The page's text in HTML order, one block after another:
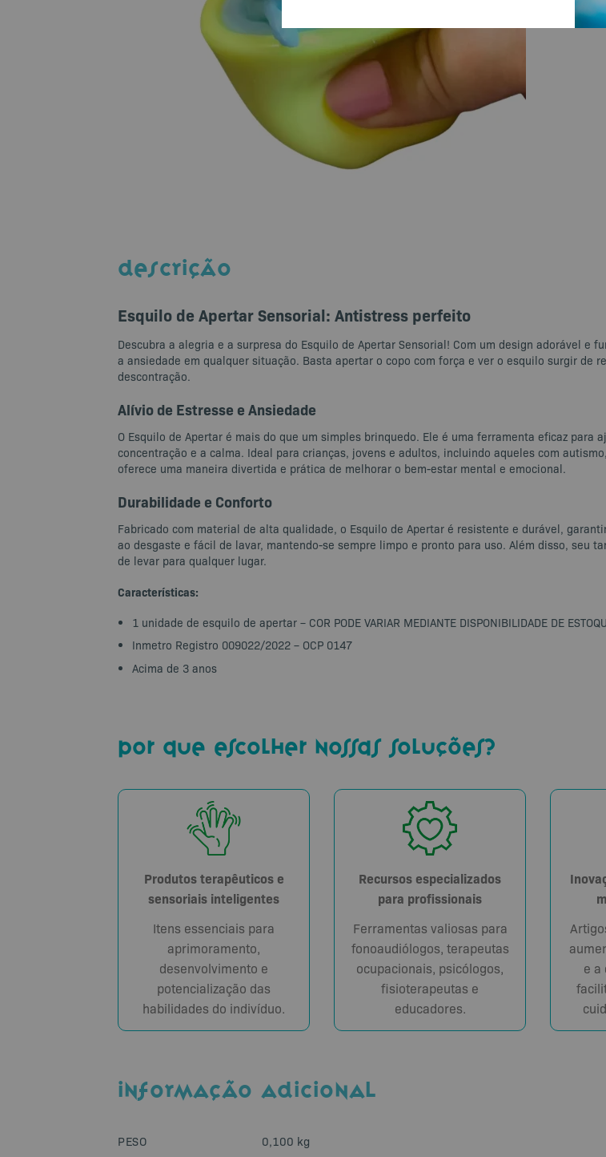
DESCRIÇÃO
Esquilo de Apertar Sensorial: Antistress perfeito
Descubra a alegria e a surpresa do Esquilo de Apertar Sensorial! Com um design adorável
a ansiedade em qualquer situação. Basta apertar o copo com força e ver o esquilo surgir de
descontração.
Alívio de Estresse e Ansiedade
O Esquilo de Apertar é mais do que um simples brinquedo. Ele é uma ferramenta eficaz para
concentração e a calma. Ideal para crianças, jovens e adultos, incluindo aqueles com
oferece uma maneira divertida e prática de melhorar o bem-estar mental e emocional.
Durabilidade e Conforto
Fabricado com material de alta qualidade, o Esquilo de Apertar é resistente e durável,
ao desgaste e fácil de lavar, mantendo-se sempre limpo e pronto para uso. Além disso, seu
de levar para qualquer lugar.
Características:
1 unidade de esquilo de apertar – COR PODE VARIAR MEDIANTE DISPONIBILIDADE DE
Inmetro Registro 009022/2022 – OCP 0147
Acima de 3 anos
por que escolher nossas soluções?
Produtos terapêuticos e
sensoriais inteligentes
Itens essenciais para
aprimoramento,
desenvolvimento e
potencialização das
habilidades do indivíduo.
Recursos especializados
para profissionais
Ferramentas valiosas para
fonoaudiólogos, terapeutas
ocupacionais, psicólogos,
fisioterapeutas e
educadores.
e a
INFORMAÇÃO ADICIONAL
PESO 0,100 kg